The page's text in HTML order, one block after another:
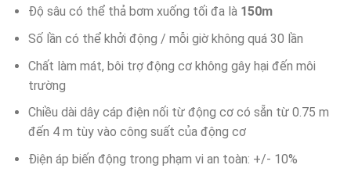
Độ sâu có thể thả bơm xuống tối đa là 150m
Số lần có thể khởi động / mỗi giờ không quá 30 lần
Chất làm mát, bôi trợ động cơ không gây hại đến môi
trường
Chiều dài dây cáp điện nối từ động cơ có sẵn từ 0.75 m
đến 4 m tùy vào công suất của động cơ
Điện áp biến động trong phạm vi an toàn: +/- 10%